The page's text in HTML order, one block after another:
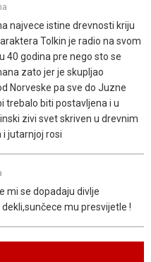
najvece istine drevnosti kriju
Tolkin je radio na svom
40 godina pre nego sto se
zato jer je skupljao
Norveske pa sve do Juzne
trebalo biti postavljena i u
zivi svet skriven u drevnim
jutarnjoj rosi
mi se dopadaju divlje
mu presvijetle !